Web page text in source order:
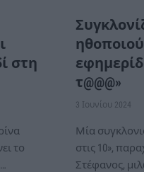
στη
το
τ@@@»
3 Ιουνίου 2024
Μία
στις 10»,
Στέφανος,